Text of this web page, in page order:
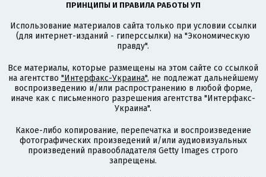
ПРИНЦИПЫ И ПРАВИЛА РАБОТЫ УП
Использование материалов сайта только при условии ссылки
(для интернет-изданий - гиперссылки) на "Экономическую
правду".
Все материалы, которые размещены на этом сайте со ссылкой
на агентство "Интерфакс-Украина", не подлежат дальнейшему
воспроизведению и/или распространению в любой форме,
иначе как с письменного разрешения агентства "Интерфакс-
Украина".
Какое-либо копирование, перепечатка и воспроизведение
фотографических произведений и/или аудиовизуальных
произведений правообладателя Getty Images строго
запрещены.